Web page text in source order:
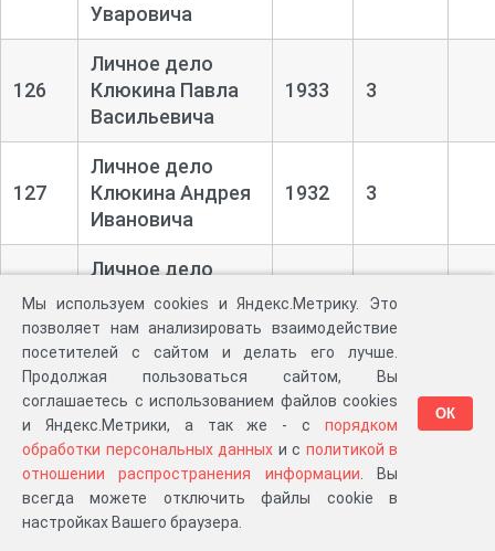
Уваровича
126
Личное дело
Клюкина Павла
Васильевича
1933 3
127
Личное дело
Клюкина Андрея
Ивановича
1932 3
128
Личное дело
Клементьевой
Ульяны
Яковлевны
1933 5
129
Личное дело
Курамжина
Александра
Лаврентьевича
1919 1
Личное дело
Мы используем cookies и Яндекс.Метрику. Это
позволяет нам анализировать взаимодействие
посетителей с сайтом и делать его лучше.
Продолжая пользоваться сайтом, Вы
соглашаетесь с использованием файлов cookies
и Яндекс.Метрики, а так же - с порядком
обработки персональных данных и с политикой в
отношении распространения информации . Вы
всегда можете отключить файлы cookie в
настройках Вашего браузера.
ОК